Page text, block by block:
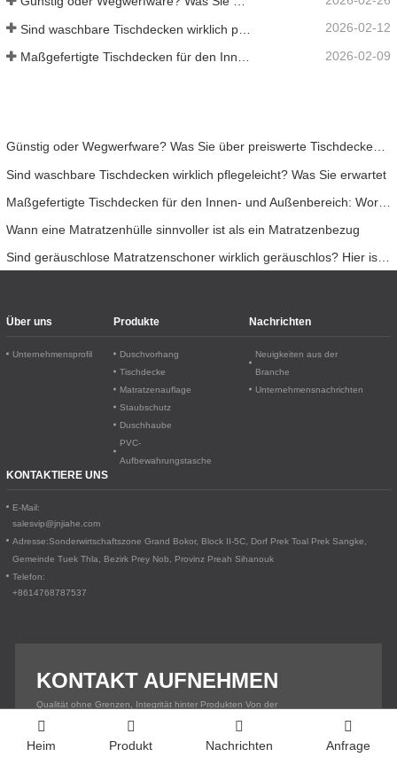
2026-02-12
2026-02-09
Günstig oder Wegwerfware? Was Sie über preiswerte Tischdecken wissen sollten
Sind waschbare Tischdecken wirklich pflegeleicht? Was Sie erwartet
Wann eine Matratzenhülle sinnvoller ist als ein Matratzenbezug
Sind geräuschlose Matratzenschoner wirklich geräuschlos? Hier ist die Wahrheit.
Über uns
Unternehmensprofil
Produkte
Duschvorhang
Tischdecke
Matratzenauflage
Staubschutz
Duschhaube
PVC-
Aufbewahrungstasche
Nachrichten
Neuigkeiten aus der
Branche
Unternehmensnachrichten
KONTAKTIERE UNS
E-Mail:
salesvip@jnjiahe.com
Adresse:Sonderwirtschaftszone Grand Bokor, Block II-5C, Dorf Prek Toal
Prek Sangke,
Gemeinde Tuek Thla, Bezirk Prey Nob, Provinz Preah Sihanouk
Telefon:
+8614768787537
KONTAKT AUFNEHMEN
Qualität ohne Grenzen, Integrität hinter Produkten Von der
KONTAKTIERE UNS
Heim Produkt Nachrichten Anfrage